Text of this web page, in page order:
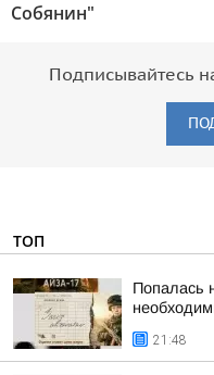
Собянин"
Подписывайтесь
ТОП
Попалась
21:48